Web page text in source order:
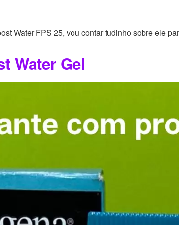
Water FPS 25, vou contar tudinho sobre ele
Water Gel